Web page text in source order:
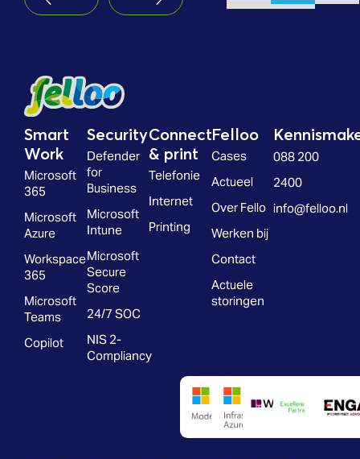
Smart
Work
Microsoft
365
Microsoft
Azure
Workspace
365
Microsoft
Teams
Copilot
Security
Defender
for
Business
Microsoft
Intune
Microsoft
Secure
Score
24/7 SOC
NIS 2-
Compliancy
Connect
& print
Telefonie
Internet
Printing
Felloo
Cases
Actueel
Over Fello
Werken bij
Contact
Actuele
storingen
088 200
2400
info@felloo.nl